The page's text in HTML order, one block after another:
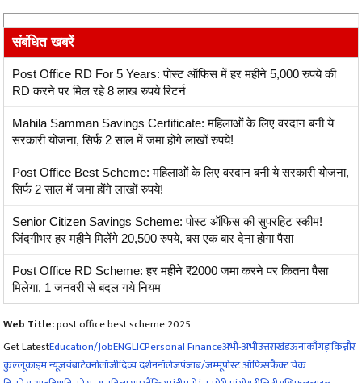
संबंधित खबरें
Post Office RD For 5 Years: पोस्ट ऑफिस में हर महीने 5,000 रुपये की
RD करने पर मिल रहे 8 लाख रुपये रिटर्न
Mahila Samman Savings Certificate: महिलाओं के लिए वरदान बनी ये
सरकारी योजना, सिर्फ 2 साल में जमा होंगे लाखों रुपये!
Post Office Best Scheme: महिलाओं के लिए वरदान बनी ये सरकारी योजना,
सिर्फ 2 साल में जमा होंगे लाखों रुपये!
Senior Citizen Savings Scheme: पोस्ट ऑफिस की सुपरहिट स्कीम!
जिंदगीभर हर महीने मिलेंगे 20,500 रुपये, बस एक बार देना होगा पैसा
Post Office RD Scheme: हर महीने ₹2000 जमा करने पर कितना पैसा
मिलेगा, 1 जनवरी से बदल गये नियम
Web Title:post office best scheme 2025
Get LatestEducation/JobENGLICPersonal Financeअभी-अभीउत्तराखंडऊनाकाँगड़ाकिन्नौर
कुल्लूक्राइम न्यूजचंबाटेक्नोलॉजीदिव्य दर्शननॉलेजपंजाब/जम्मूपोस्ट ऑफिसफ़ैक्ट चेक